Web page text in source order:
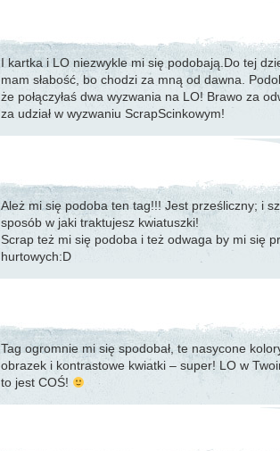
I kartka i LO niezwykle mi się podobają.Do tej
mam słabość, bo chodzi za mną od dawna.
że połączyłaś dwa wyzwania na LO! Brawo za
za udział w wyzwaniu ScrapScinkowym!
Ależ mi się podoba ten tag!!! Jest prześliczny; i
sposób w jaki traktujesz kwiatuszki!
Scrap też mi się podoba i też odwaga by mi się
hurtowych:D
Tag ogromnie mi się spodobał, te nasycone
obrazek i kontrastowe kwiatki – super! LO w
to jest COŚ!